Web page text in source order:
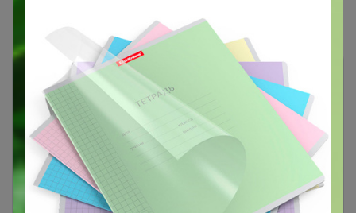
Чтобы ответить или задать вопрос
необходимо авторизоваться на сайте